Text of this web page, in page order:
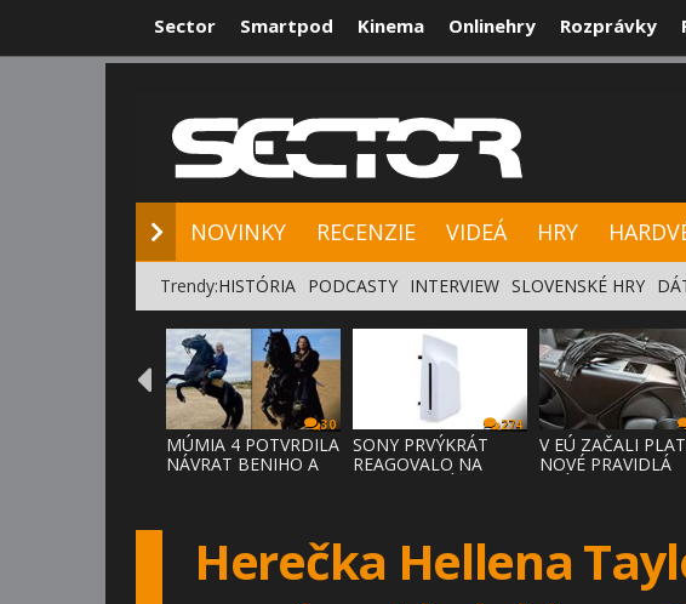
Sector Smartpod Kinema Onlinehry Rozprávky
NOVINKY RECENZIE VIDEÁ HRY
Trendy:HISTÓRIA PODCASTY INTERVIEW SLOVENSKÉ HRY
30
MÚMIA 4 POTVRDILA
NÁVRAT BENIHO A
274
SONY PRVÝKRÁT
REAGOVALO NA
V EÚ ZAČALI
NOVÉ PRAVIDLÁ
Herečka Hellena